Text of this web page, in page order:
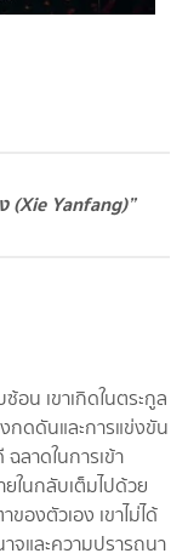
(Xie Yanfang)”
อน เขาเกิดในตระกูล
กดดันและการแข่งขัน
ลาดในการเข้า
ยในกลับเต็มไปด้วย
ของตัวเอง เขาไม่ได้
จและความปรารถนา